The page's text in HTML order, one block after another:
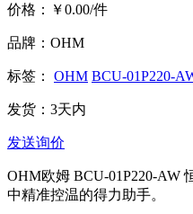
价格： ￥0.00/件
品牌：OHM
标签： OHM BCU-01P220-
发货：3天内
发送询价
OHM欧姆 BCU-01P220-AW
中精准控温的得力助手。